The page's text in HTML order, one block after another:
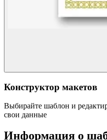
Конструктор макетов
Выбирайте шаблон и
свои данные
Информация о